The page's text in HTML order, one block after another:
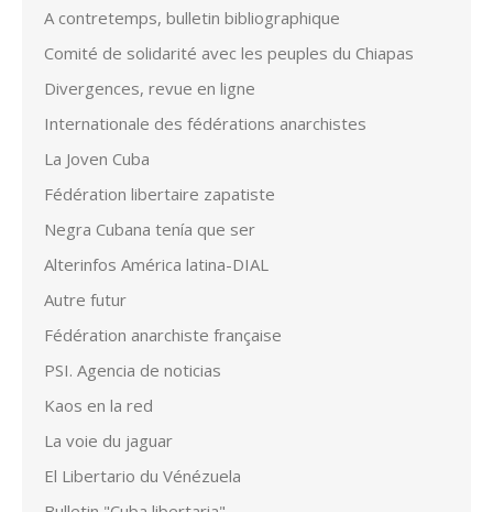
A contretemps, bulletin bibliographique
Comité de solidarité avec les peuples du Chiapas
Divergences, revue en ligne
Internationale des fédérations anarchistes
La Joven Cuba
Fédération libertaire zapatiste
Negra Cubana tenía que ser
Alterinfos América latina-DIAL
Autre futur
Fédération anarchiste française
PSI. Agencia de noticias
Kaos en la red
La voie du jaguar
El Libertario du Vénézuela